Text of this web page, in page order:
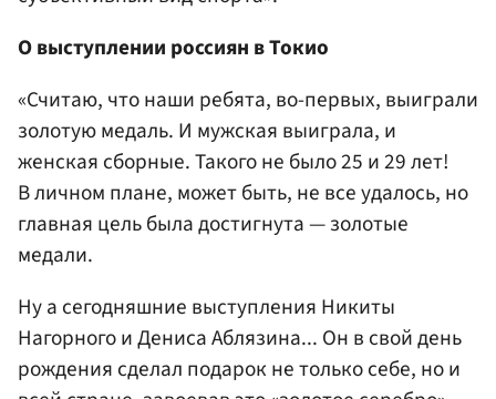
О выступлении россиян в Токио
«Считаю, что наши ребята, во-первых, выиграли
золотую медаль. И мужская выиграла, и
женская сборные. Такого не было 25 и 29 лет!
В личном плане, может быть, не все удалось, но
главная цель была достигнута — золотые
медали.
Ну а сегодняшние выступления Никиты
Нагорного и Дениса Аблязина... Он в свой день
рождения сделал подарок не только себе, но и